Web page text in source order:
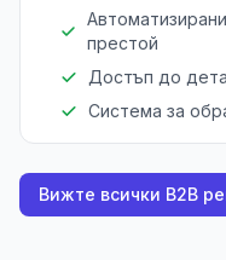
престой
Достъп до
Система за
Вижте всички B2B